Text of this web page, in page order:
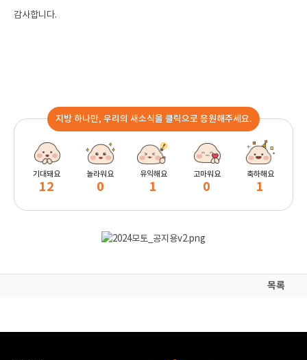
감사합니다.
지방 하나만, 우리의 새소식을 클릭으로 응원해주세요.
기대돼요
12
놀라워요
0
유익해요
1
고마워요
0
축하해요
1
목록